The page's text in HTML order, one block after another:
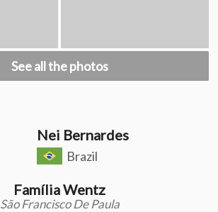
See all the photos
Nei Bernardes
Brazil
Família Wentz
São Francisco De Paula